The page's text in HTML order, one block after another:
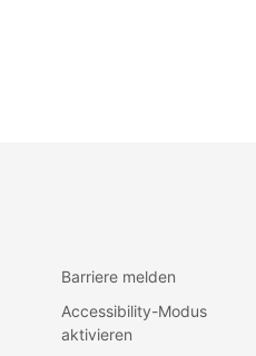
Barriere melden
Accessibility-Modus
aktivieren